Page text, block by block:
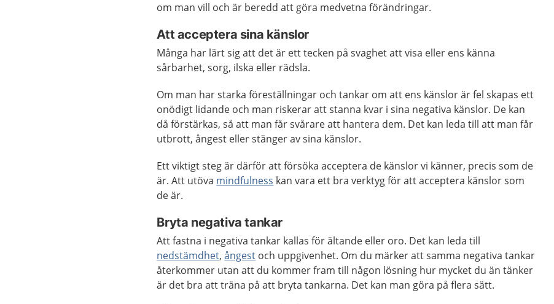
om man vill och är beredd att göra medvetna förändringar.
Att acceptera sina känslor
Många har lärt sig att det är ett tecken på svaghet att visa eller ens känna
sårbarhet, sorg, ilska eller rädsla.
Om man har starka föreställningar och tankar om att ens känslor är fel skapas ett
onödigt lidande och man riskerar att stanna kvar i sina negativa känslor. De kan
då förstärkas, så att man får svårare att hantera dem. Det kan leda till att man får
utbrott, ångest eller stänger av sina känslor.
Ett viktigt steg är därför att försöka acceptera de känslor vi känner, precis som de
är. Att utöva mindfulness kan vara ett bra verktyg för att acceptera känslor som
de är.
Bryta negativa tankar
Att fastna i negativa tankar kallas för ältande eller oro. Det kan leda till
nedstämdhet,ångest och uppgivenhet. Om du märker att samma negativa tankar
återkommer utan att du kommer fram till någon lösning hur mycket du än tänker
är det bra att träna på att bryta tankarna. Det kan man göra på flera sätt.